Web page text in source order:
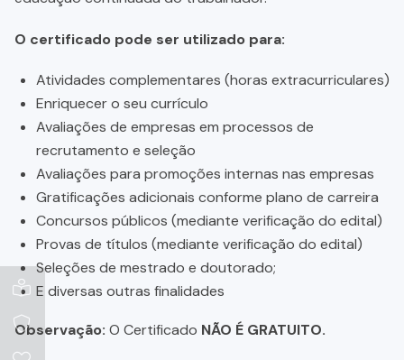
O certificado pode ser utilizado para:
Atividades complementares (horas extracurriculares)
Enriquecer o seu currículo
Avaliações de empresas em processos de
recrutamento e seleção
Avaliações para promoções internas nas empresas
Gratificações adicionais conforme plano de carreira
Concursos públicos (mediante verificação do edital)
Provas de títulos (mediante verificação do edital)
Seleções de mestrado e doutorado;
E diversas outras finalidades
Observação: O Certificado NÃO É GRATUITO.